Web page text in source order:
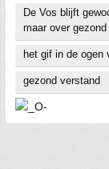
De Vos blijft
maar over
het gif in de ogen
gezond verstand